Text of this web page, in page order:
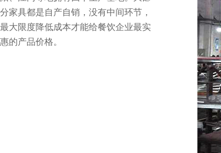
分家具都是自产自销，没有中间环节，
最大限度降低成本才能给餐饮企业最实
惠的产品价格。